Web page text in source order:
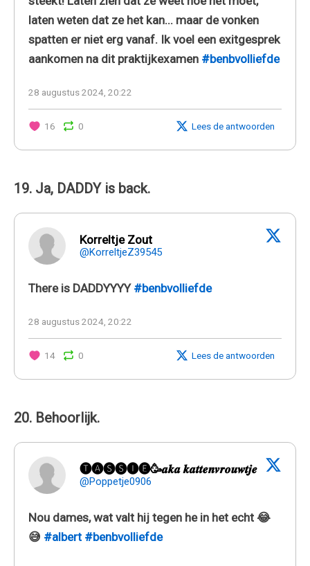
laten weten dat ze het kan... maar de vonken
spatten er niet erg vanaf. Ik voel een exitgesprek
aankomen na dit praktijkexamen #benbvolliefde
28 augustus 2024, 20:22
16 0 Lees de antwoorden
19. Ja, DADDY is back.
Korreltje Zout
@KorreltjeZ39545
There is DADDYYYY #benbvolliefde
28 augustus 2024, 20:22
14 0 Lees de antwoorden
20. Behoorlijk.
🅣🅐🅢🅢🅘🅔🥳𝒂𝒌𝒂 𝒌𝒂𝒕𝒕𝒆𝒏𝒗𝒓𝒐𝒖𝒘𝒕𝒋𝒆
@Poppetje0906
Nou dames, wat valt hij tegen he in het echt 😂
😅 #albert #benbvolliefde